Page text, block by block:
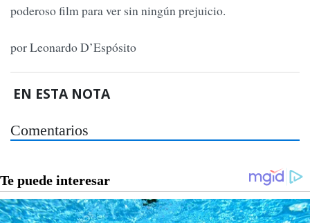
poderoso film para ver sin ningún prejuicio.
por Leonardo D’Espósito
EN ESTA NOTA
Comentarios